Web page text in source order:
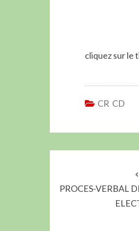
cliquez sur le
CR CD
PROCES-VERBAL